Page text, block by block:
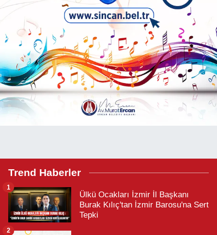
Trend Haberler
Ülkü Ocakları İzmir İl Başkanı
Burak Kılıç'tan İzmir Barosu'na Sert
Tepki
1
2